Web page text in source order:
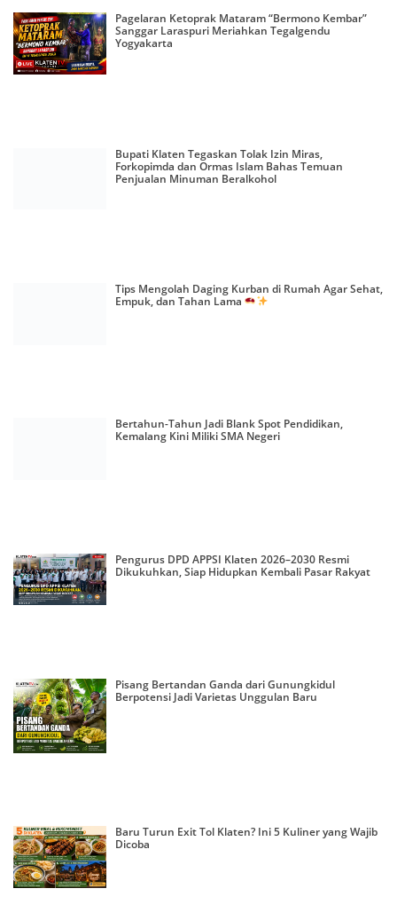
Pagelaran Ketoprak Mataram “Bermono Kembar”
Sanggar Laraspuri Meriahkan Tegalgendu
Yogyakarta
Bupati Klaten Tegaskan Tolak Izin Miras,
Forkopimda dan Ormas Islam Bahas Temuan
Penjualan Minuman Beralkohol
Tips Mengolah Daging Kurban di Rumah Agar Sehat,
Empuk, dan Tahan Lama
Bertahun-Tahun Jadi Blank Spot Pendidikan,
Kemalang Kini Miliki SMA Negeri
Pengurus DPD APPSI Klaten 2026–2030 Resmi
Dikukuhkan, Siap Hidupkan Kembali Pasar Rakyat
Pisang Bertandan Ganda dari Gunungkidul
Berpotensi Jadi Varietas Unggulan Baru
Baru Turun Exit Tol Klaten? Ini 5 Kuliner yang Wajib
Dicoba